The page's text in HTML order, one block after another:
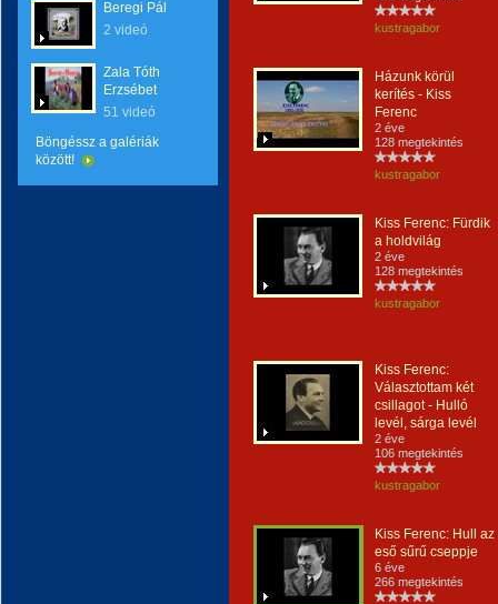
Beregi Pál
2 videó
Zala Tóth
Erzsébet
51 videó
Böngéssz a galériák
között!
kustragabor
Házunk körül
kerítés - Kiss
Ferenc
2 éve
128 megtekintés
kustragabor
Kiss Ferenc: Fürdik
a holdvilág
2 éve
128 megtekintés
kustragabor
Kiss Ferenc:
Választottam két
csillagot - Hulló
levél, sárga levél
2 éve
106 megtekintés
kustragabor
Kiss Ferenc: Hull az
eső sűrű cseppje
6 éve
266 megtekintés